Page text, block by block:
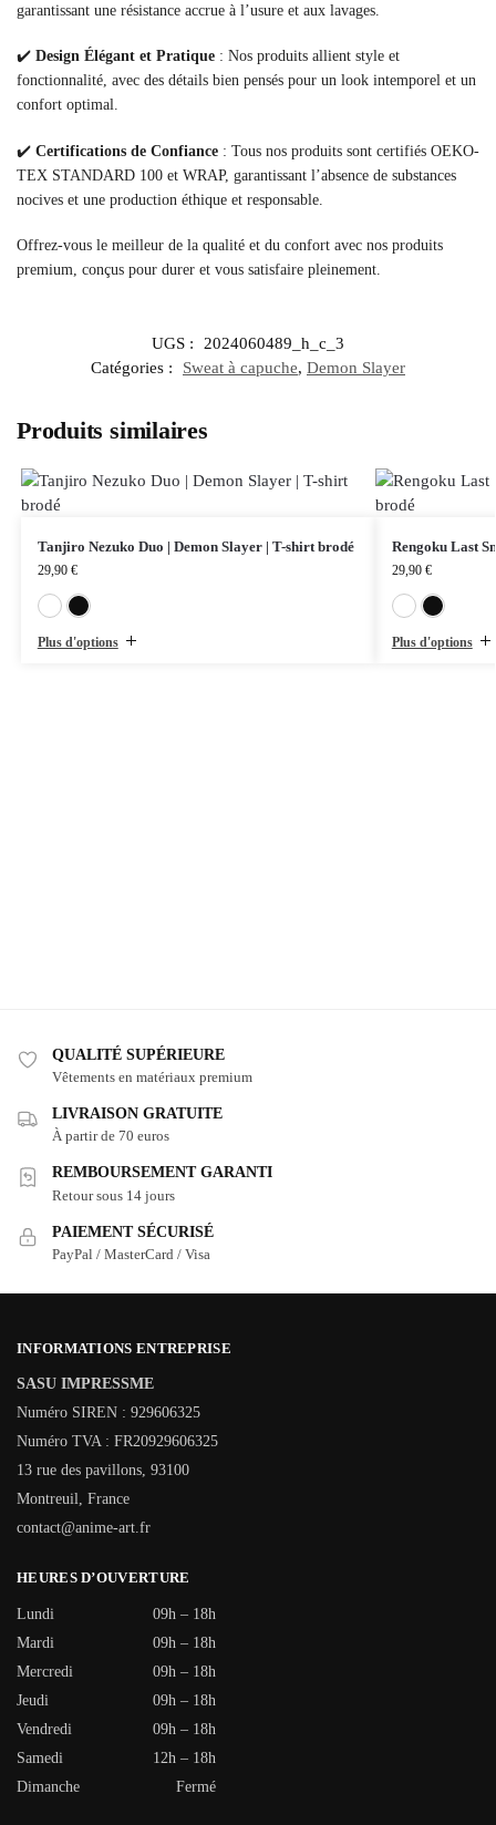
garantissant une résistance accrue à l’usure et aux lavages.
✔️ Design Élégant et Pratique : Nos produits allient style et
fonctionnalité, avec des détails bien pensés pour un look intemporel et un
confort optimal.
✔️ Certifications de Confiance : Tous nos produits sont certifiés OEKO-
TEX STANDARD 100 et WRAP, garantissant l’absence de substances
nocives et une production éthique et responsable.
Offrez-vous le meilleur de la qualité et du confort avec nos produits
premium, conçus pour durer et vous satisfaire pleinement.
UGS :
2024060489_h_c_3
Catégories :
Sweat à capuche, Demon Slayer
Produits similaires
Tanjiro Nezuko Duo | Demon Slayer | T-shirt brodé
29,90 €
Plus d'options
Rengoku Last
29,90 €
Plus d'options
QUALITÉ SUPÉRIEURE
Vêtements en matériaux premium
LIVRAISON GRATUITE
À partir de 70 euros
REMBOURSEMENT GARANTI
Retour sous 14 jours
PAIEMENT SÉCURISÉ
PayPal / MasterCard / Visa
INFORMATIONS ENTREPRISE
SASU IMPRESSME
Numéro SIREN : 929606325
Numéro TVA : FR20929606325
13 rue des pavillons, 93100
Montreuil, France
contact@anime-art.fr
HEURES D’OUVERTURE
Lundi
09h – 18h
Mardi
09h – 18h
Mercredi
09h – 18h
Jeudi
09h – 18h
Vendredi
09h – 18h
Samedi
12h – 18h
Dimanche
Fermé